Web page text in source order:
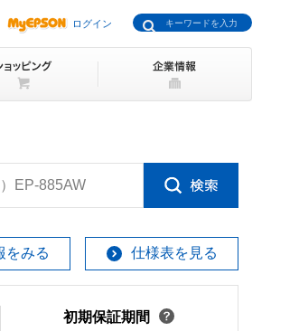
ログイン
EP-885AW
をみる 仕様表を見る
初期保証期間